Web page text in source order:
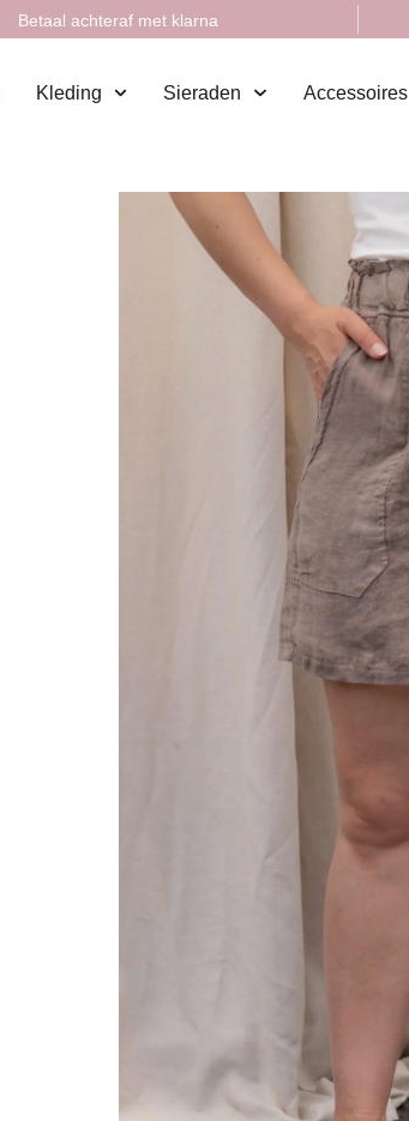
Betaal achteraf met klarna
Kleding Sieraden Accessoires